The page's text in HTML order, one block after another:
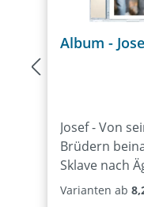
Album -
Josef - Von
Brüdern
Sklave nach
unschuldig
Varianten ab